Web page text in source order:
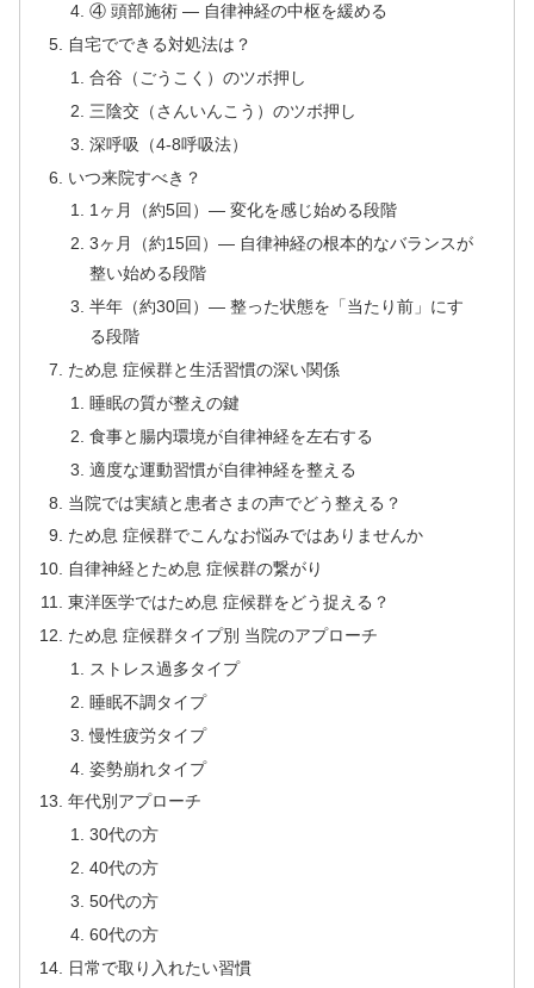
④ 頭部施術 — 自律神経の中枢を緩める
自宅でできる対処法は？
合谷（ごうこく）のツボ押し
三陰交（さんいんこう）のツボ押し
深呼吸（4-8呼吸法）
いつ来院すべき？
1ヶ月（約5回）— 変化を感じ始める段階
3ヶ月（約15回）— 自律神経の根本的なバランスが
整い始める段階
半年（約30回）— 整った状態を「当たり前」にす
る段階
ため息 症候群と生活習慣の深い関係
睡眠の質が整えの鍵
食事と腸内環境が自律神経を左右する
適度な運動習慣が自律神経を整える
当院では実績と患者さまの声でどう整える？
ため息 症候群でこんなお悩みではありませんか
自律神経とため息 症候群の繋がり
東洋医学ではため息 症候群をどう捉える？
ため息 症候群タイプ別 当院のアプローチ
ストレス過多タイプ
睡眠不調タイプ
慢性疲労タイプ
姿勢崩れタイプ
年代別アプローチ
30代の方
40代の方
50代の方
60代の方
日常で取り入れたい習慣